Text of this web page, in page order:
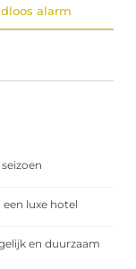
alarm
luxe hotel
en duurzaam